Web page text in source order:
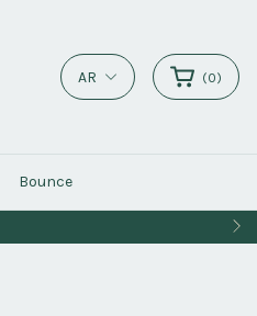
AR (0)
Bounce